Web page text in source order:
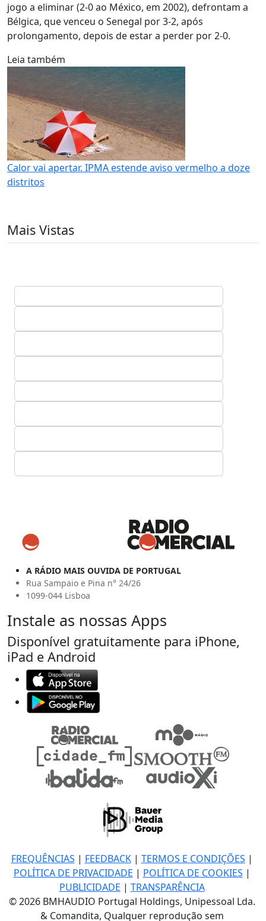
jogo a eliminar (2-0 ao México, em 2002), defrontam a
Bélgica, que venceu o Senegal por 3-2, após
prolongamento, depois de estar a perder por 2-0.
Leia também
Calor vai apertar. IPMA estende aviso vermelho a doze
distritos
Mais Vistas
A RÁDIO MAIS OUVIDA DE PORTUGAL
Rua Sampaio e Pina n° 24/26
1099-044 Lisboa
Instale as nossas Apps
Disponível gratuitamente para iPhone,
iPad e Android
FREQUÊNCIAS | FEEDBACK| TERMOS E CONDIÇÕES |
POLÍTICA DE PRIVACIDADE | POLÍTICA DE COOKIES |
PUBLICIDADE | TRANSPARÊNCIA
© 2026 BMHAUDIO Portugal Holdings, Unipessoal Lda.
& Comandita, Qualquer reprodução sem